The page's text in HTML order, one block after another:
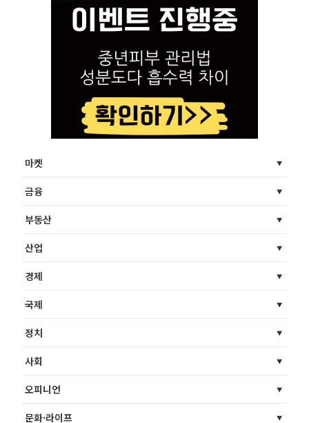
마켓
금융
부동산
산업
경제
국제
정치
사회
오피니언
문화·라이프